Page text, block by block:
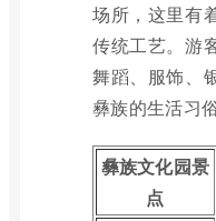
场所，这里有
传统工艺。游
舞蹈、服饰、
彝族的生活习俗
彝族文化园景
点